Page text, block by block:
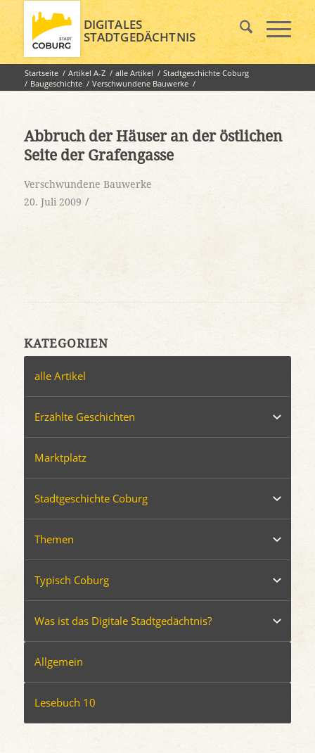
DIGITALES
STADTGEDÄCHTNIS
Startseite / Artikel A-Z / alle Artikel / Stadtgeschichte Coburg
/ Baugeschichte / Verschwundene Bauwerke /
Abbruch der Häuser an der östlichen Seite der Grafengasse
Abbruch der Häuser an der östlichen
Seite der Grafengasse
Verschwundene Bauwerke
20. Juli 2009 /
KATEGORIEN
alle Artikel
Erzählte Geschichten
Marktplatz
Stadtgeschichte Coburg
Themen
Typisch Coburg
Was ist das Digitale Stadtgedächtnis?
Allgemein
Lesebuch 10